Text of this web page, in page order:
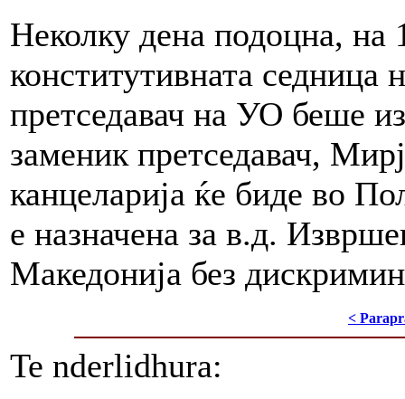
Неколку дена подоцна, на
конститутивната
претседавач на УО беше
заменик претседавач,
канцеларија ќе биде во
е назначена за в.д.
Македонија без
<
Te nderlidhura: